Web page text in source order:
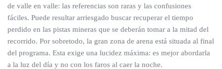
de valle en valle: las referencias son raras y las confusiones
fáciles. Puede resultar arriesgado buscar recuperar el tiempo
perdido en las pistas mineras que se deberán tomar a la mitad del
recorrido. Por sobretodo, la gran zona de arena está situada al final
del programa. Esta exige una lucidez máxima: es mejor abordarla
a la luz del día y no con los faros al caer la noche.